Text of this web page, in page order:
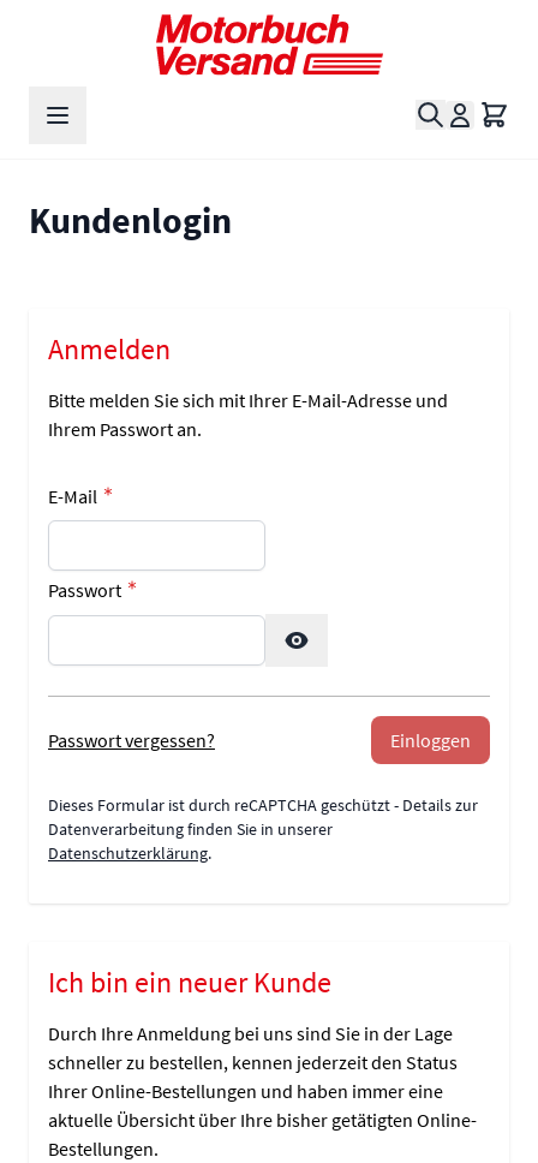
Zum Inhalt springen
Suche
Kundenlogin
Anmelden
Bitte melden Sie sich mit Ihrer E-Mail-Adresse und
Ihrem Passwort an.
E-Mail
Passwort
Einloggen
Passwort vergessen?
Dieses Formular ist durch reCAPTCHA geschützt - Details zur
Datenverarbeitung finden Sie in unserer
Datenschutzerklärung.
Ich bin ein neuer Kunde
Durch Ihre Anmeldung bei uns sind Sie in der Lage
schneller zu bestellen, kennen jederzeit den Status
Ihrer Online-Bestellungen und haben immer eine
aktuelle Übersicht über Ihre bisher getätigten Online-
Bestellungen.